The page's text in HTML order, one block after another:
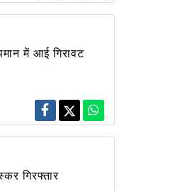
में आई गिरावट
गिरफ्तार